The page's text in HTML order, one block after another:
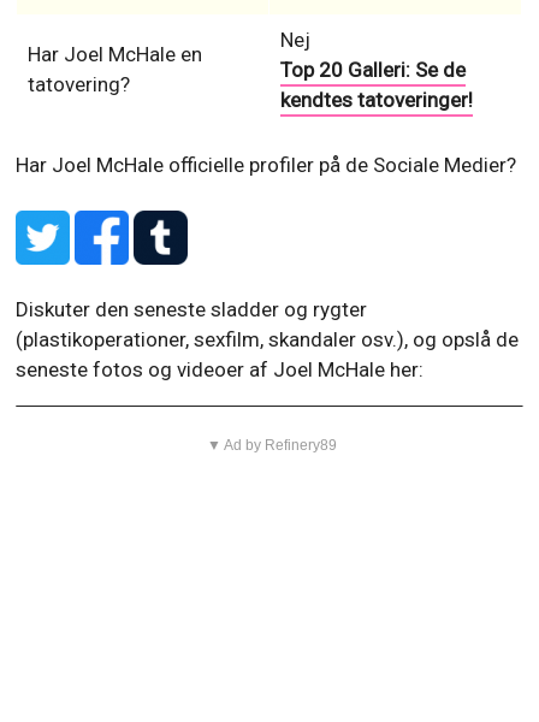
Har Joel McHale en
tatovering?
Nej
Top 20 Galleri: Se de
kendtes tatoveringer!
Har Joel McHale officielle profiler på de Sociale Medier?
Diskuter den seneste sladder og rygter
(plastikoperationer, sexfilm, skandaler osv.), og opslå de
seneste fotos og videoer af Joel McHale her:
▼ Ad by Refinery89